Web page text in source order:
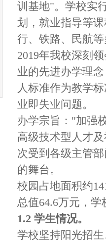
训基地"。学校实
划，就业指导等
行、铁路、民航
2019年我校深刻
业的先进办学理
人标准作为教学
业即失业问题。
办学宗旨："加强
高级技术型人才
次受到各级主管
的舞台。
校园占地面积约
总值64.6万元，学
1.2 学生情况。
学校坚持阳光招